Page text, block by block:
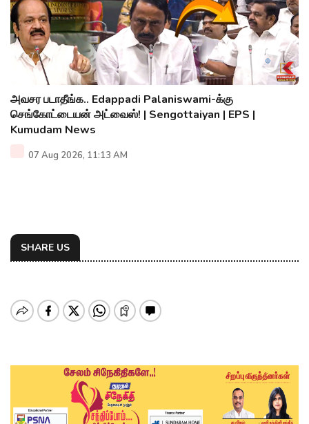
அவசர படாதீங்க.. Edappadi Palaniswami-க்கு
செங்கோட்டையன் அட்வைஸ்! | Sengottaiyan | EPS |
Kumudam News
07 Aug 2026, 11:13 AM
SHARE US